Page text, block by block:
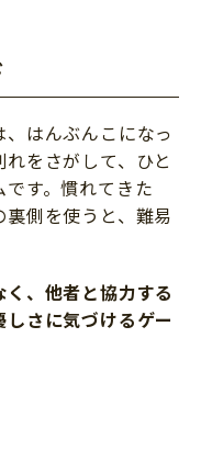
、はんぶんこになっ
をさがして、ひと
す。慣れてきた
側を使うと、難易
、他者と協力する
さに気づけるゲー